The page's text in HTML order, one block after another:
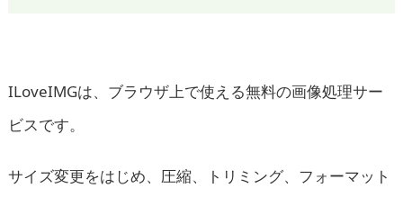
ILoveIMGは、ブラウザ上で使える無料の画像処理サー
ビスです。
サイズ変更をはじめ、圧縮、トリミング、フォーマット